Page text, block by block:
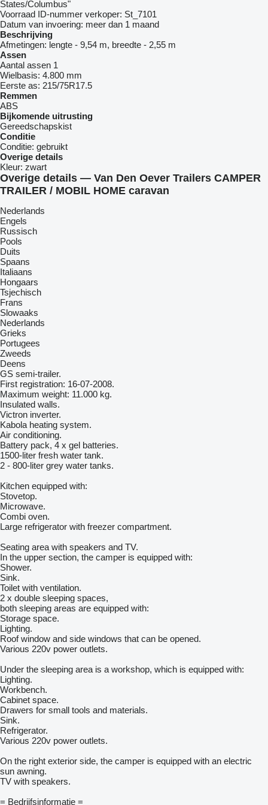
States/Columbus"
Voorraad ID-nummer verkoper: St_7101
Datum van invoering: meer dan 1 maand
Beschrijving
Afmetingen: lengte - 9,54 m, breedte - 2,55 m
Assen
Aantal assen 1
Wielbasis: 4.800 mm
Eerste as: 215/75R17.5
Remmen
ABS
Bijkomende uitrusting
Gereedschapskist
Conditie
Conditie: gebruikt
Overige details
Kleur: zwart
Overige details — Van Den Oever Trailers CAMPER
TRAILER / MOBIL HOME caravan
Nederlands
Engels
Russisch
Pools
Duits
Spaans
Italiaans
Hongaars
Tsjechisch
Frans
Slowaaks
Nederlands
Grieks
Portugees
Zweeds
Deens
GS semi-trailer.
First registration: 16-07-2008.
Maximum weight: 11.000 kg.
Insulated walls.
Victron inverter.
Kabola heating system.
Air conditioning.
Battery pack, 4 x gel batteries.
1500-liter fresh water tank.
2 - 800-liter grey water tanks.
Kitchen equipped with:
Stovetop.
Microwave.
Combi oven.
Large refrigerator with freezer compartment.
Seating area with speakers and TV.
In the upper section, the camper is equipped with:
Shower.
Sink.
Toilet with ventilation.
2 x double sleeping spaces,
both sleeping areas are equipped with:
Storage space.
Lighting.
Roof window and side windows that can be opened.
Various 220v power outlets.
Under the sleeping area is a workshop, which is equipped with:
Lighting.
Workbench.
Cabinet space.
Drawers for small tools and materials.
Sink.
Refrigerator.
Various 220v power outlets.
On the right exterior side, the camper is equipped with an electric
sun awning.
TV with speakers.
= Bedrijfsinformatie =